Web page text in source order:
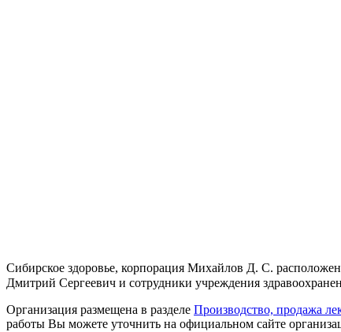
Сибирское здоровье, корпорация Михайлов Д. С.
Дмитрий Сергеевич и сотрудники учреждения
Организация размещена в разделе Производство, продажа
работы Вы можете уточнить на официальном сайте